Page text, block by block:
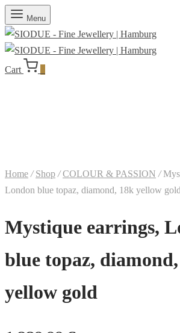
Menu
Cart
Home / Shop / COLOUR & PASSION /
London blue topaz, diamond, 18k yellow gold
Mystique earrings,
blue topaz,
yellow gold